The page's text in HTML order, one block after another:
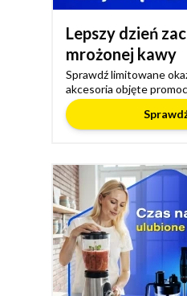
Lepszy dzień
mrożonej kawy
Sprawdź limitowane
akcesoria objęte